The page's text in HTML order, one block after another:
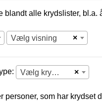
alle krydslister, bl.a.
×
Vælg visning
×
Vælg krydsliste
personer, som har krydset